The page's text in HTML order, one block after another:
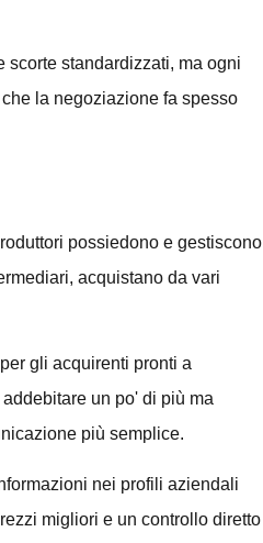
scorte standardizzati, ma ogni
la negoziazione fa spesso
possiedono e gestiscono
acquistano da vari
gli acquirenti pronti a
un po' di più ma
più semplice.
nei profili aziendali
migliori e un controllo diretto